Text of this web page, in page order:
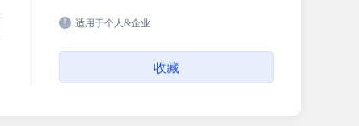
适用于个人&企业
收藏